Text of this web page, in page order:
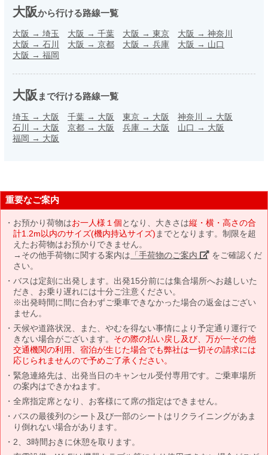
大阪から行ける路線一覧
大阪 → 埼玉 大阪 → 千葉 大阪 → 東京 大阪 → 神奈川
大阪 → 石川 大阪 → 京都 大阪 → 兵庫 大阪 → 山口
大阪 → 福岡
大阪 まで行ける路線一覧
埼玉 → 大阪 千葉 → 大阪 東京 → 大阪 神奈川 → 大阪
石川 → 大阪 京都 → 大阪 兵庫 → 大阪 山口 → 大阪
福岡 → 大阪
重要なご案内
お預かり荷物はお一人様１個となり、大きさは縦・横・高さの合
計1.2m以内のサイズ(機内持込サイズ) までとなります。制限を超
えたお荷物はお預かりできません。
→その他手荷物に関する案内は 「手荷物のご案内」 をご確認くだ
さい。
バスは定刻に出発します。出発15分前には集合場所へお越しいた
だき、お乗り遅れには十分ご注意ください。
※出発時間に間に合わずご乗車できなかった場合の返金はござい
ません。
天候や道路状況、また、やむを得ない事情により予定通り運行で
きない場合がございます。 その際の払い戻し及び、万が一その他
交通機関の利用、宿泊が生じた場合でも弊社は一切その請求には
応じられませんので予めご了承ください。
緊急連絡先は、出発当日のキャンセル受付専用です。ご乗車場所
の案内はできかねます。
全席指定席となり、お客様にて席の指定はできません。
バスの最後列のシート及び一部のシートはリクライニングがあま
り倒れない場合があります。
2、3時間おきに休憩を取ります。